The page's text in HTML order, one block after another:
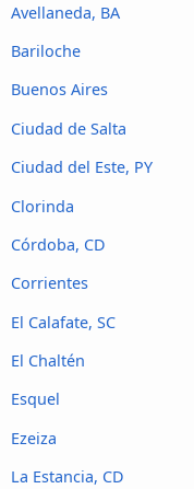
Avellaneda, BA
Bariloche
Buenos Aires
Ciudad de Salta
Ciudad del Este, PY
Clorinda
Córdoba, CD
Corrientes
El Calafate, SC
El Chaltén
Esquel
Ezeiza
La Estancia, CD